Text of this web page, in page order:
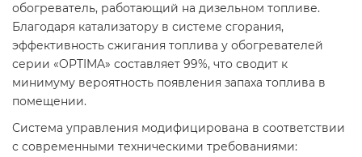
обогреватель, работающий на дизельном топливе.
Благодаря катализатору в системе сгорания,
эффективность сжигания топлива у обогревателей
серии «OPTIMA» составляет 99%, что сводит к
минимуму вероятность появления запаха топлива в
помещении.
Система управления модифицирована в соответствии
с современными техническими требованиями: